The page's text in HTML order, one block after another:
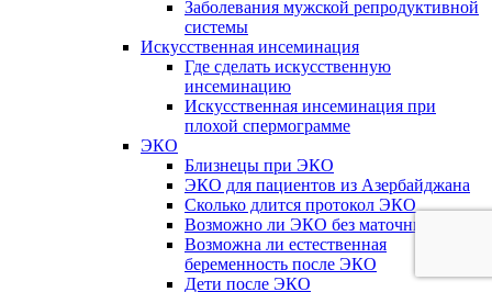
Заболевания мужской репродуктивной
системы
Искусственная инсеминация
Где сделать искусственную
инсеминацию
Искусственная инсеминация при
плохой спермограмме
ЭКО
Близнецы при ЭКО
ЭКО для пациентов из Азербайджана
Сколько длится протокол ЭКО
Возможно ли ЭКО без маточных труб
Возможна ли естественная
беременность после ЭКО
Дети после ЭКО